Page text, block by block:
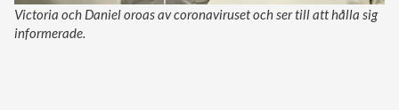
Victoria och Daniel oroas av coronaviruset och ser till att hålla sig
informerade.